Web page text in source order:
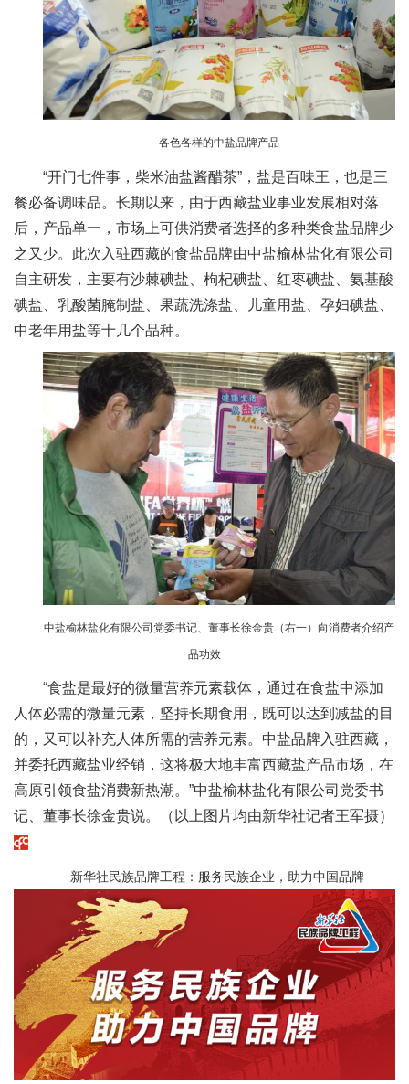
各色各样的中盐品牌产品
“开门七件事，柴米油盐酱醋茶”，盐是百味王，也是三
餐必备调味品。长期以来，由于西藏盐业事业发展相对落
后，产品单一，市场上可供消费者选择的多种类食盐品牌少
之又少。此次入驻西藏的食盐品牌由中盐榆林盐化有限公司
自主研发，主要有沙棘碘盐、枸杞碘盐、红枣碘盐、氨基酸
碘盐、乳酸菌腌制盐、果蔬洗涤盐、儿童用盐、孕妇碘盐、
中老年用盐等十几个品种。
中盐榆林盐化有限公司党委书记、董事长徐金贵（右一）向消费者介绍产
品功效
“食盐是最好的微量营养元素载体，通过在食盐中添加
人体必需的微量元素，坚持长期食用，既可以达到减盐的目
的，又可以补充人体所需的营养元素。中盐品牌入驻西藏，
并委托西藏盐业经销，这将极大地丰富西藏盐产品市场，在
高原引领食盐消费新热潮。”中盐榆林盐化有限公司党委书
记、董事长徐金贵说。（以上图片均由新华社记者王军摄）
新华社民族品牌工程：服务民族企业，助力中国品牌